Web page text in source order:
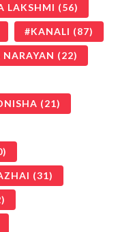
LAKSHMI (56)
KANALI (87)
NARAYAN (22)
(21)
(31)